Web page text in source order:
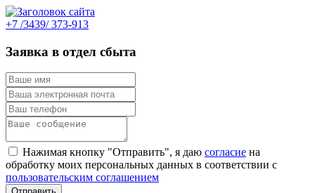
+7 /3439/ 373-913
Заявка в отдел сбыта
Нажимая кнопку "Отправить", я даю согласие на
обработку моих персональных данных в соответствии с
пользовательским соглашением